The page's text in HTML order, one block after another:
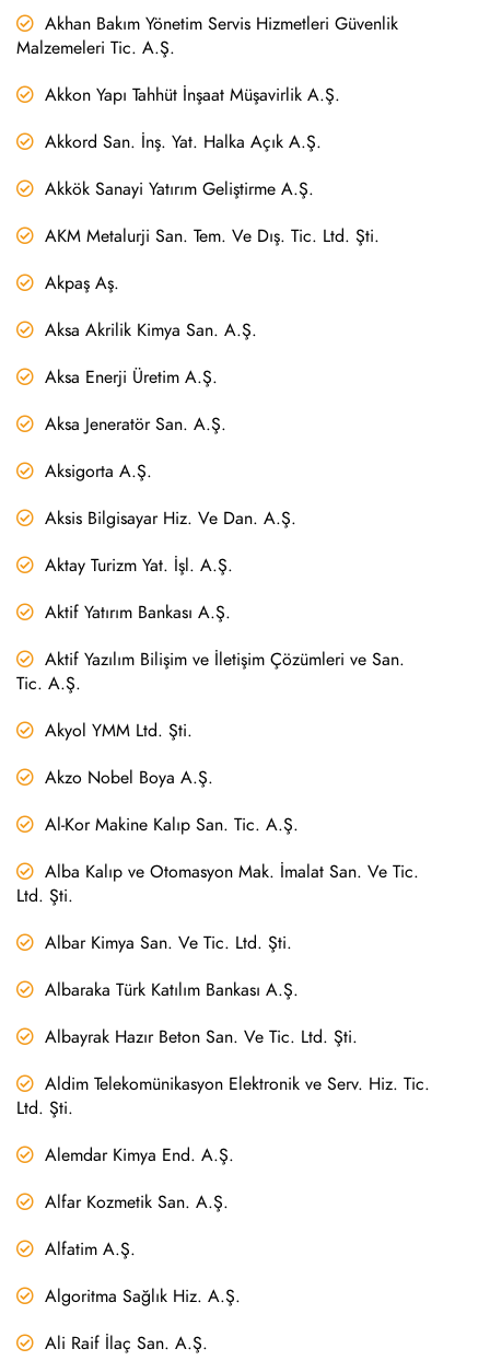
Akhan Bakım Yönetim Servis Hizmetleri Güvenlik
Malzemeleri Tic. A.Ş.
Akkon Yapı Tahhüt İnşaat Müşavirlik A.Ş.
Akkord San. İnş. Yat. Halka Açık A.Ş.
Akkök Sanayi Yatırım Geliştirme A.Ş.
AKM Metalurji San. Tem. Ve Dış. Tic. Ltd. Şti.
Akpaş Aş.
Aksa Akrilik Kimya San. A.Ş.
Aksa Enerji Üretim A.Ş.
Aksa Jeneratör San. A.Ş.
Aksigorta A.Ş.
Aksis Bilgisayar Hiz. Ve Dan. A.Ş.
Aktay Turizm Yat. İşl. A.Ş.
Aktif Yatırım Bankası A.Ş.
Aktif Yazılım Bilişim ve İletişim Çözümleri ve San.
Tic. A.Ş.
Akyol YMM Ltd. Şti.
Akzo Nobel Boya A.Ş.
Al-Kor Makine Kalıp San. Tic. A.Ş.
Alba Kalıp ve Otomasyon Mak. İmalat San. Ve Tic.
Ltd. Şti.
Albar Kimya San. Ve Tic. Ltd. Şti.
Albaraka Türk Katılım Bankası A.Ş.
Albayrak Hazır Beton San. Ve Tic. Ltd. Şti.
Aldim Telekomünikasyon Elektronik ve Serv. Hiz. Tic.
Ltd. Şti.
Alemdar Kimya End. A.Ş.
Alfar Kozmetik San. A.Ş.
Alfatim A.Ş.
Algoritma Sağlık Hiz. A.Ş.
Ali Raif İlaç San. A.Ş.